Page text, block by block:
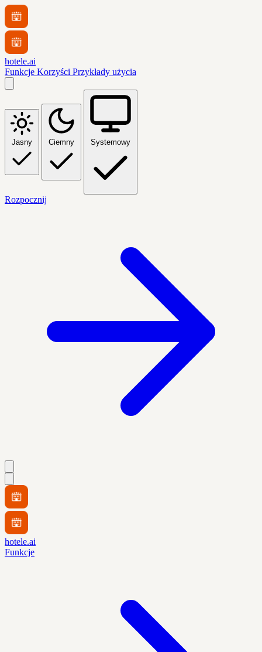
hotele.ai
Funkcje Korzyści Przykłady użycia
Jasny Ciemny Systemowy
Rozpocznij
hotele.ai
Funkcje